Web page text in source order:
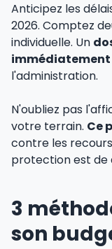
Anticipez les
2026. Comptez
individuelle. Un
immédiatement
l'administration.
N'oubliez pas
votre terrain. Ce
contre les
protection est de
3
son